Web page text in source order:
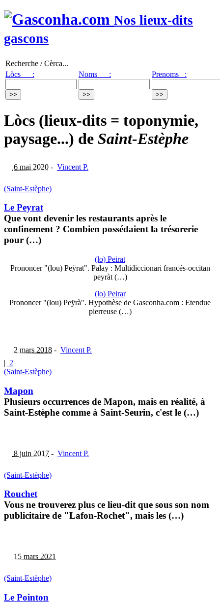
Nos lieux-dits
gascons
Recherche / Cèrca...
Lòcs :
Noms : Prenoms :
Lòcs (lieux-dits = toponymie,
paysage...) de Saint-Estèphe
6 mai 2020 - Vincent P.
(Saint-Estèphe)
Le Peyrat
Que vont devenir les restaurants après le
confinement ? Combien possédaient la trésorerie
pour (…)
(lo) Peirat
Prononcer "(lou) Peÿrat". Palay : Multidiccionari francés-occitan
peyràt (…)
(lo) Peirar
Prononcer "(lou) Peÿrà". Hypothèse de Gasconha.com : Etendue
pierreuse (…)
2 mars 2018 - Vincent P.
| 2
(Saint-Estèphe)
Mapon
Plusieurs occurrences de Mapon, mais en réalité, à
Saint-Estèphe comme à Saint-Seurin, c'est le (…)
8 juin 2017 - Vincent P.
(Saint-Estèphe)
Rouchet
Vous ne trouverez plus ce lieu-dit que sous son nom
publicitaire de "Lafon-Rochet", mais les (…)
15 mars 2021
(Saint-Estèphe)
Le Pointon